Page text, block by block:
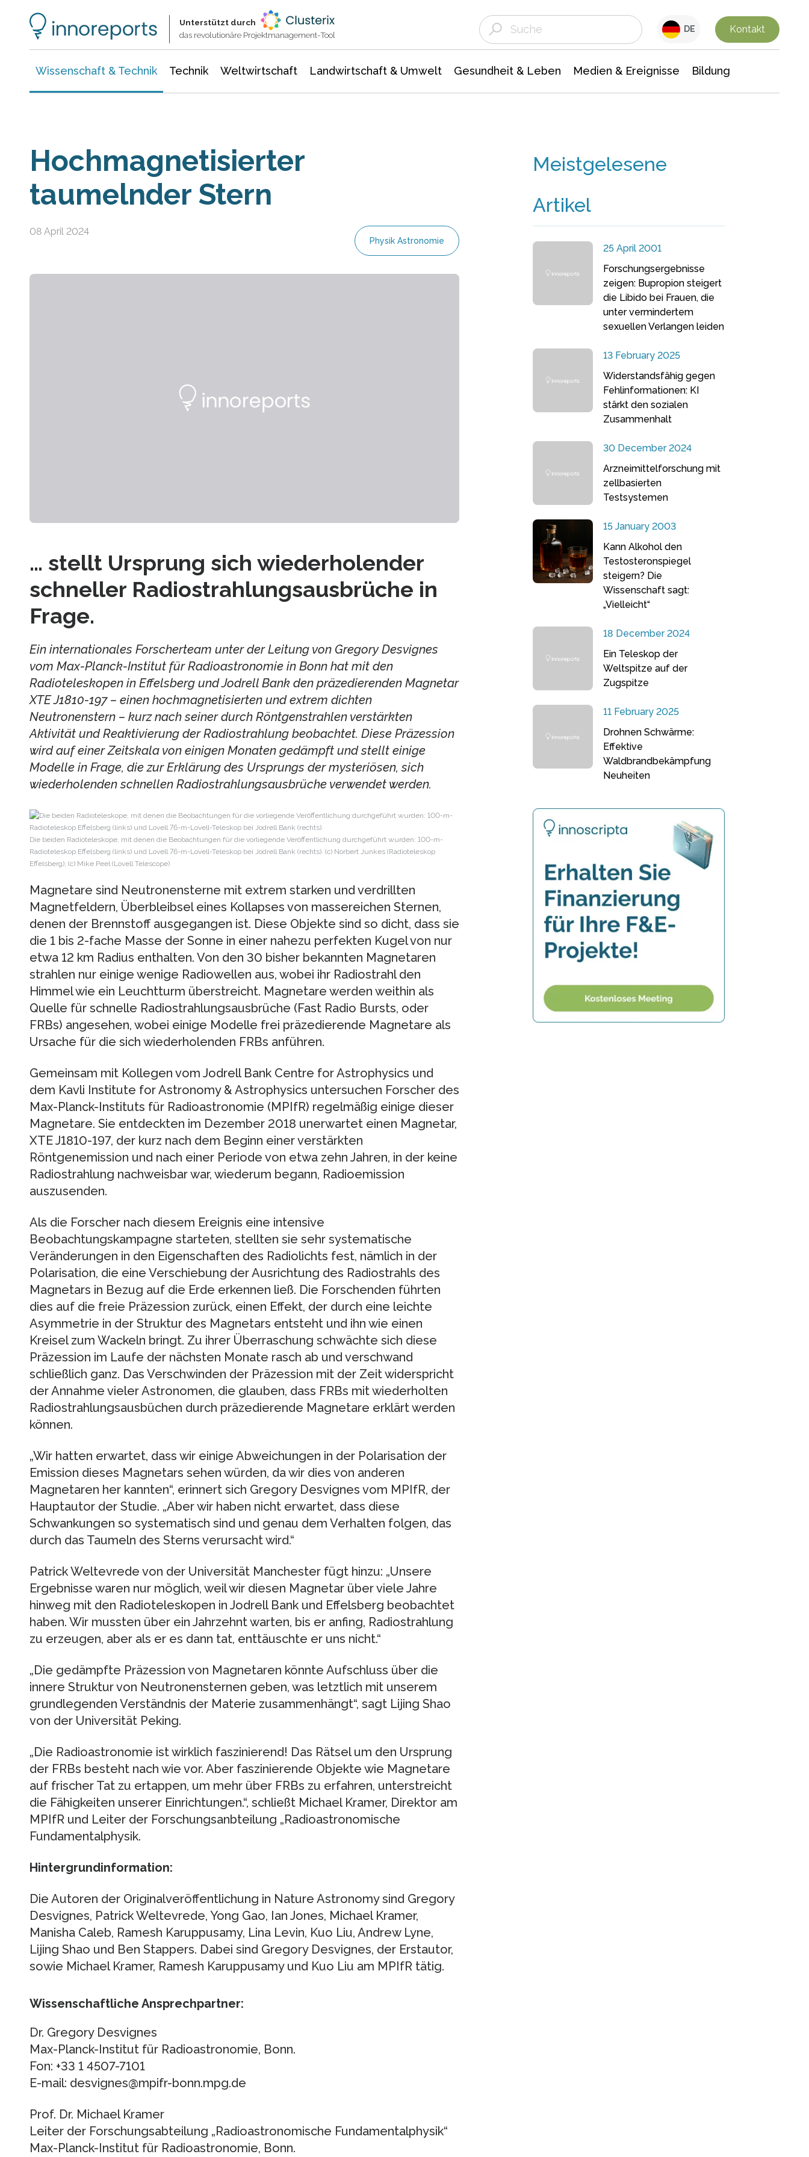
Unterstützt durch
das revolutionäre Projektmanagement-Tool
DE Kontakt
Wissenschaft & Technik Technik Weltwirtschaft Landwirtschaft & Umwelt Gesundheit & Leben Medien & Ereignisse Bildung
Hochmagnetisierter
taumelnder Stern
08 April 2024
Physik Astronomie
… stellt Ursprung sich wiederholender
schneller Radiostrahlungsausbrüche in
Frage.
Ein internationales Forscherteam unter der Leitung von Gregory Desvignes
vom Max-Planck-Institut für Radioastronomie in Bonn hat mit den
Radioteleskopen in Effelsberg und Jodrell Bank den präzedierenden Magnetar
XTE J1810-197 – einen hochmagnetisierten und extrem dichten
Neutronenstern – kurz nach seiner durch Röntgenstrahlen verstärkten
Aktivität und Reaktivierung der Radiostrahlung beobachtet. Diese Präzession
wird auf einer Zeitskala von einigen Monaten gedämpft und stellt einige
Modelle in Frage, die zur Erklärung des Ursprungs der mysteriösen, sich
wiederholenden schnellen Radiostrahlungsausbrüche verwendet werden.
Die beiden Radioteleskope, mit denen die Beobachtungen für die vorliegende Veröffentlichung durchgeführt wurden: 100-m-
Radioteleskop Effelsberg (links) und Lovell 76-m-Lovell-Teleskop bei Jodrell Bank (rechts). (c) Norbert Junkes (Radioteleskop
Effelsberg); (c) Mike Peel (Lovell Telescope)
Magnetare sind Neutronensterne mit extrem starken und verdrillten
Magnetfeldern, Überbleibsel eines Kollapses von massereichen Sternen,
denen der Brennstoff ausgegangen ist. Diese Objekte sind so dicht, dass sie
die 1 bis 2-fache Masse der Sonne in einer nahezu perfekten Kugel von nur
etwa 12 km Radius enthalten. Von den 30 bisher bekannten Magnetaren
strahlen nur einige wenige Radiowellen aus, wobei ihr Radiostrahl den
Himmel wie ein Leuchtturm überstreicht. Magnetare werden weithin als
Quelle für schnelle Radiostrahlungsausbrüche (Fast Radio Bursts, oder
FRBs) angesehen, wobei einige Modelle frei präzedierende Magnetare als
Ursache für die sich wiederholenden FRBs anführen.
Gemeinsam mit Kollegen vom Jodrell Bank Centre for Astrophysics und
dem Kavli Institute for Astronomy & Astrophysics untersuchen Forscher des
Max-Planck-Instituts für Radioastronomie (MPIfR) regelmäßig einige dieser
Magnetare. Sie entdeckten im Dezember 2018 unerwartet einen Magnetar,
XTE J1810-197, der kurz nach dem Beginn einer verstärkten
Röntgenemission und nach einer Periode von etwa zehn Jahren, in der keine
Radiostrahlung nachweisbar war, wiederum begann, Radioemission
auszusenden.
Als die Forscher nach diesem Ereignis eine intensive
Beobachtungskampagne starteten, stellten sie sehr systematische
Veränderungen in den Eigenschaften des Radiolichts fest, nämlich in der
Polarisation, die eine Verschiebung der Ausrichtung des Radiostrahls des
Magnetars in Bezug auf die Erde erkennen ließ. Die Forschenden führten
dies auf die freie Präzession zurück, einen Effekt, der durch eine leichte
Asymmetrie in der Struktur des Magnetars entsteht und ihn wie einen
Kreisel zum Wackeln bringt. Zu ihrer Überraschung schwächte sich diese
Präzession im Laufe der nächsten Monate rasch ab und verschwand
schließlich ganz. Das Verschwinden der Präzession mit der Zeit widerspricht
der Annahme vieler Astronomen, die glauben, dass FRBs mit wiederholten
Radiostrahlungsausbüchen durch präzedierende Magnetare erklärt werden
können.
„Wir hatten erwartet, dass wir einige Abweichungen in der Polarisation der
Emission dieses Magnetars sehen würden, da wir dies von anderen
Magnetaren her kannten“, erinnert sich Gregory Desvignes vom MPIfR, der
Hauptautor der Studie. „Aber wir haben nicht erwartet, dass diese
Schwankungen so systematisch sind und genau dem Verhalten folgen, das
durch das Taumeln des Sterns verursacht wird.“
Patrick Weltevrede von der Universität Manchester fügt hinzu: „Unsere
Ergebnisse waren nur möglich, weil wir diesen Magnetar über viele Jahre
hinweg mit den Radioteleskopen in Jodrell Bank und Effelsberg beobachtet
haben. Wir mussten über ein Jahrzehnt warten, bis er anfing, Radiostrahlung
zu erzeugen, aber als er es dann tat, enttäuschte er uns nicht.“
„Die gedämpfte Präzession von Magnetaren könnte Aufschluss über die
innere Struktur von Neutronensternen geben, was letztlich mit unserem
grundlegenden Verständnis der Materie zusammenhängt“, sagt Lijing Shao
von der Universität Peking.
„Die Radioastronomie ist wirklich faszinierend! Das Rätsel um den Ursprung
der FRBs besteht nach wie vor. Aber faszinierende Objekte wie Magnetare
auf frischer Tat zu ertappen, um mehr über FRBs zu erfahren, unterstreicht
die Fähigkeiten unserer Einrichtungen.“, schließt Michael Kramer, Direktor am
MPIfR und Leiter der Forschungsanbteilung „Radioastronomische
Fundamentalphysik.
Hintergrundinformation:
Die Autoren der Originalveröffentlichung in Nature Astronomy sind Gregory
Desvignes, Patrick Weltevrede, Yong Gao, Ian Jones, Michael Kramer,
Manisha Caleb, Ramesh Karuppusamy, Lina Levin, Kuo Liu, Andrew Lyne,
Lijing Shao und Ben Stappers. Dabei sind Gregory Desvignes, der Erstautor,
sowie Michael Kramer, Ramesh Karuppusamy und Kuo Liu am MPIfR tätig.
Wissenschaftliche Ansprechpartner:
Dr. Gregory Desvignes
Max-Planck-Institut für Radioastronomie, Bonn.
Fon: +33 1 4507-7101
E-mail: desvignes@mpifr-bonn.mpg.de
Prof. Dr. Michael Kramer
Leiter der Forschungsabteilung „Radioastronomische Fundamentalphysik“
Max-Planck-Institut für Radioastronomie, Bonn.
Meistgelesene
Artikel
25 April 2001
Forschungsergebnisse
zeigen: Bupropion steigert
die Libido bei Frauen, die
unter vermindertem
sexuellen Verlangen leiden
13 February 2025
Widerstandsfähig gegen
Fehlinformationen: KI
stärkt den sozialen
Zusammenhalt
30 December 2024
Arzneimittelforschung mit
zellbasierten
Testsystemen
15 January 2003
Kann Alkohol den
Testosteronspiegel
steigern? Die
Wissenschaft sagt:
„Vielleicht“
18 December 2024
Ein Teleskop der
Weltspitze auf der
Zugspitze
11 February 2025
Drohnen Schwärme:
Effektive
Waldbrandbekämpfung
Neuheiten